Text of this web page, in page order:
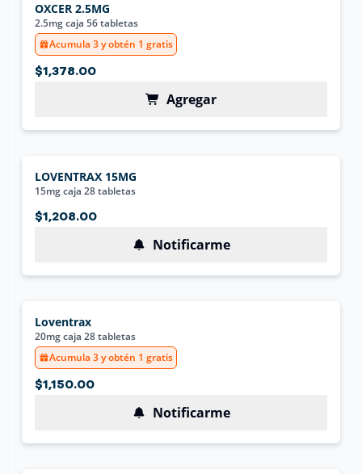
OXCER 2.5MG
2.5mg caja 56 tabletas
Acumula 3 y obtén 1 gratis
$1,378.00
Agregar
LOVENTRAX 15MG
15mg caja 28 tabletas
$1,208.00
Notificarme
Loventrax
20mg caja 28 tabletas
Acumula 3 y obtén 1 gratis
$1,150.00
Notificarme